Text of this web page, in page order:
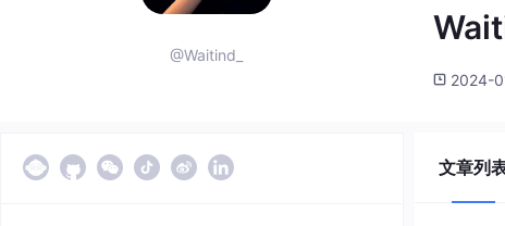
@Waitind_
2024-
文章列